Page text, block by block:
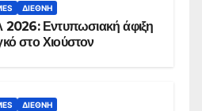
ΔΙΕΘΝΉ
2026: Εντυπωσιακή άφιξη
στο Χιούστον
ΔΙΕΘΝΉ